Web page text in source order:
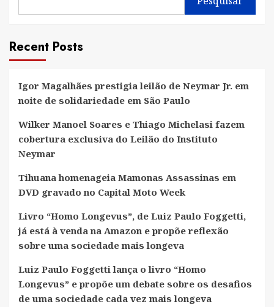
Recent Posts
Igor Magalhães prestigia leilão de Neymar Jr. em
noite de solidariedade em São Paulo
Wilker Manoel Soares e Thiago Michelasi fazem
cobertura exclusiva do Leilão do Instituto
Neymar
Tihuana homenageia Mamonas Assassinas em
DVD gravado no Capital Moto Week
Livro “Homo Longevus”, de Luiz Paulo Foggetti,
já está à venda na Amazon e propõe reflexão
sobre uma sociedade mais longeva
Luiz Paulo Foggetti lança o livro “Homo
Longevus” e propõe um debate sobre os desafios
de uma sociedade cada vez mais longeva